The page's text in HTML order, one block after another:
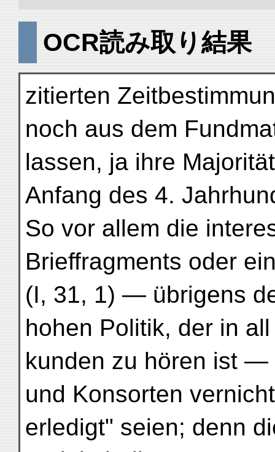
OCR読み取り結果
zitierten
noch aus dem
lassen, ja ihre
Anfang des 4.
So vor allem die
Brieffragments oder
(I, 31, 1) — übrigens
hohen Politik, der in
kunden zu hören ist —
und Konsorten
erledigt" seien; denn